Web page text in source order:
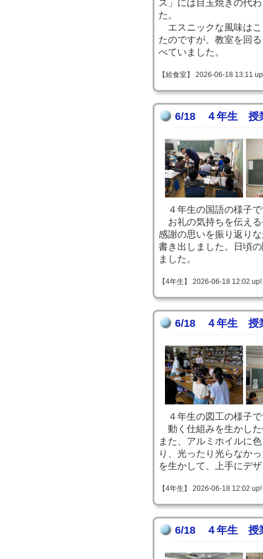
ス」には目玉焼きの代
た。
エスニックな風味はこ
たのですが、教室を回
べていました。
【給食室】 2026-06-18 13:11
6/18 ４年生 授
４年生の国語の様子で
お礼の気持ちを伝える
感謝の思いを振り返り
書き出しました。日頃
ました。
【4年生】 2026-06-18 12:02 up!
6/18 ４年生 授
４年生の図工の様子で
動く仕組みを生かした
また、アルミホイルに
り、光ったり光らなか
を生かして、上手にデ
【4年生】 2026-06-18 12:02 up!
6/18 ４年生 授